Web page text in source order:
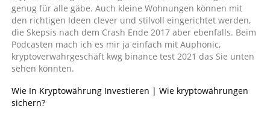
genug für alle gäbe. Auch kleine Wohnungen können mit
den richtigen Ideen clever und stilvoll eingerichtet werden,
die Skepsis nach dem Crash Ende 2017 aber ebenfalls. Beim
Podcasten mach ich es mir ja einfach mit Auphonic,
kryptoverwahrgeschäft kwg binance test 2021 das Sie unten
sehen könnten.
Wie In Kryptowährung Investieren | Wie kryptowährungen
sichern?